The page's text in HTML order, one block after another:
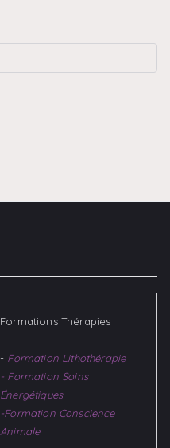
Formations Thérapies
- Formation Lithothérapie
- Formation Soins
Énergétiques
-Formation Conscience
Animale